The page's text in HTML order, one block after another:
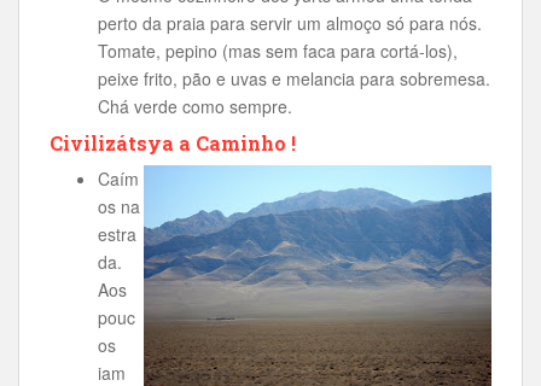
perto da praia para servir um almoço só para nós.
Tomate, pepino (mas sem faca para cortá-los),
peixe frito, pão e uvas e melancia para sobremesa.
Chá verde como sempre.
Civilizátsya a Caminho !
Caím
os na
estra
da.
Aos
pouc
os
iam